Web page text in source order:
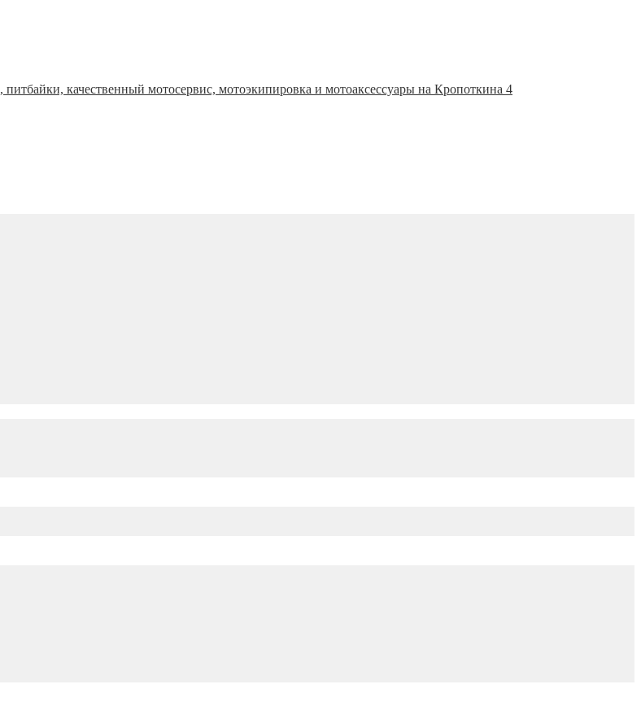
качественный мотосервис, мотоэкипировка и мотоаксессуары на Кропоткина 4